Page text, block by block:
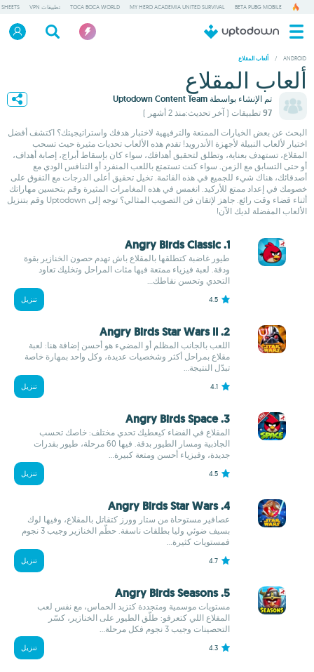
BETA PUBG MOBILE
MY HERO ACADEMIA UNITED SURVIVAL
TOCA BOCA WORLD تطبيقات VPN
ANDROID
/ ألعاب المقلاع
ألعاب المقلاع
تم الإنشاء بواسطة Uptodown Content Team
97 تطبيقات
( آخر تحديث:منذ 2 أشهر )
البحث عن بعض الخيارات الممتعة والترفيهية لاختبار هدفك واستراتيجيتك؟ اكتشف أفضل
اختيار لألعاب النبيلة لأجهزة الأندرويد! تقدم هذه الألعاب تحديات مثيرة حيث تسحب
المقلاع، تستهدف بعناية، وتطلق لتحقيق أهدافك، سواء كان بإسقاط أبراج، إصابة أهداف،
أو حتى التسابق مع الزمن. سواء كنت تستمتع باللعب المنفرد أو التنافس الودي مع
أصدقائك، هناك شيء للجميع في هذه القائمة. تخيل تحقيق أعلى الدرجات مع التفوق على
خصومك في إعداد ممتع للأركيد. انغمس في هذه المغامرات المثيرة وقم بتحسين مهاراتك
أثناء قضاء وقت رائع. جاهز لإتقان فن التصويب المثالي؟ توجه إلى Uptodown وقم بتنزيل
الألعاب المفضلة لديك الآن!
1. Angry Birds Classic
طيور غاضبة كتطلقها بالمقلاع باش تهدم حصون الخنازير بقوة
ودقة. لعبة فيزياء ممتعة فيها مئات المراحل وتخليك تعاود
التحدي وتحسن نقاطك...
4.5 تنزيل
2. Angry Birds Star Wars II
اللعب بالجانب المظلم أو المضيء هو أحسن إضافة هنا: لعبة
مقلاع بمراحل أكثر وشخصيات عديدة، وكل واحد بمهارة خاصة
تبدّل النتيجة...
4.1 تنزيل
3. Angry Birds Space
المقلاع في الفضاء كيعطيك تحدي مختلف: خاصك تحسب
الجاذبية ومسار الطيور بدقة. فيها 60 مرحلة، طيور بقدرات
جديدة، وفيزياء أحسن ومتعة كبيرة...
4.5 تنزيل
4. Angry Birds Star Wars
عصافير مستوحاة من ستار وورز كتقاتل بالمقلاع، وفيها لوك
بسيف ضوئي وليا بطلقات ناسفة. حطّم الخنازير وجيب 3 نجوم
فمستويات كثيرة...
4.7 تنزيل
5. Angry Birds Seasons
مستويات موسمية ومتجددة كتزيد الحماس، مع نفس لعب
المقلاع اللي كتعرفو: طلّق الطيور على الخنازير، كسّر
التحصينات وجيب 3 نجوم فكل مرحلة...
4.3 تنزيل